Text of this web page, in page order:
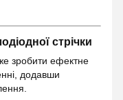
стрічки
зробити ефектне
додавши